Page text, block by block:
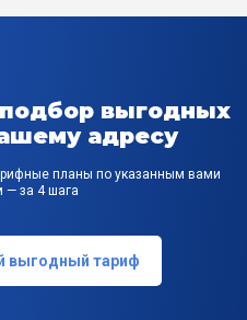
выгодных
адресу
планы по указанным вами
— за 4 шага
выгодный тариф